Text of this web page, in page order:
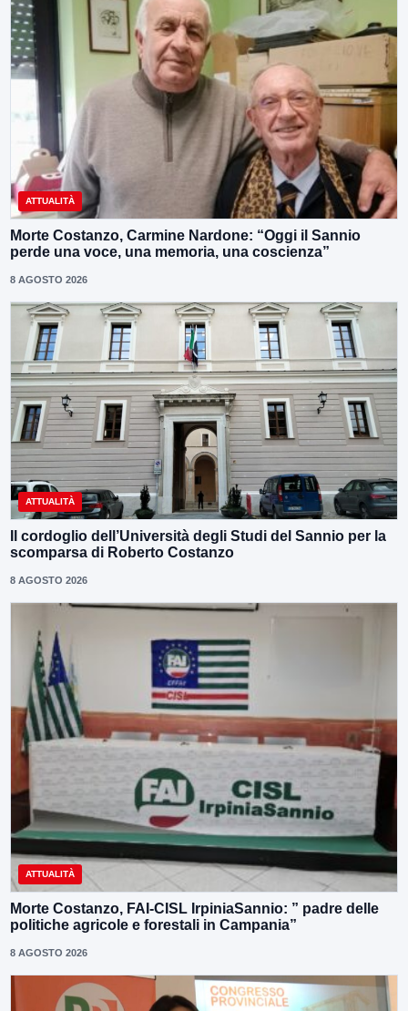
ATTUALITÀ
Morte Costanzo, Carmine Nardone: “Oggi il Sannio
perde una voce, una memoria, una coscienza”
8 AGOSTO 2026
ATTUALITÀ
Il cordoglio dell’Università degli Studi del Sannio per la
scomparsa di Roberto Costanzo
8 AGOSTO 2026
ATTUALITÀ
Morte Costanzo, FAI-CISL IrpiniaSannio: ” padre delle
politiche agricole e forestali in Campania”
8 AGOSTO 2026